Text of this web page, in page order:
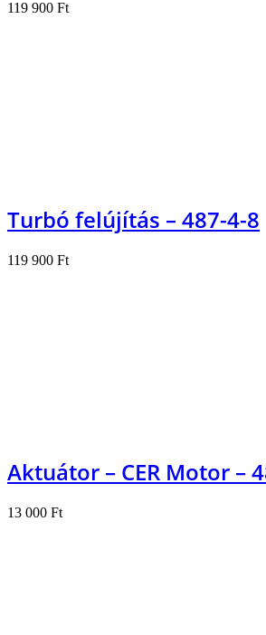
119 900 Ft
Turbó felújítás – 487-4-8
119 900 Ft
Aktuátor – CER Motor –
13 000 Ft